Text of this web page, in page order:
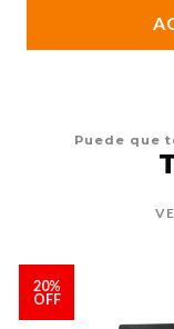
Puede que
20%
OFF